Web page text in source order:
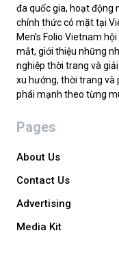
đa quốc gia, hoạt động
chính thức có mặt tại
Men’s Folio Vietnam
mắt, giới thiệu những
nghiệp thời trang và
xu hướng, thời trang và
phái mạnh theo từng
Pages
About Us
Contact Us
Advertising
Media Kit